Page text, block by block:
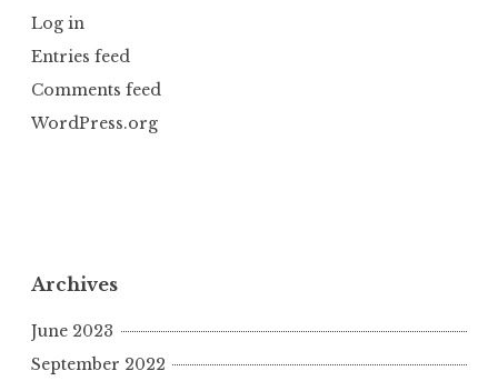
Log in
Entries feed
Comments feed
WordPress.org
Archives
June 2023
September 2022